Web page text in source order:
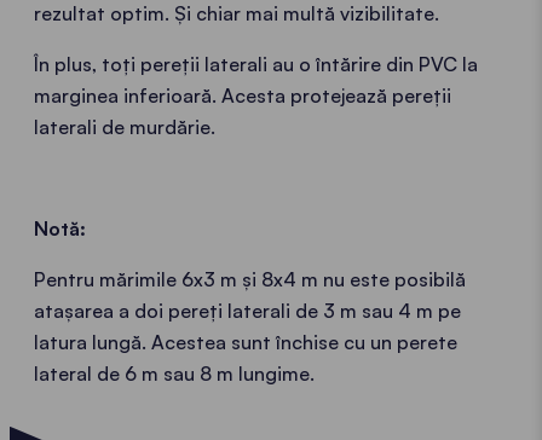
rezultat optim. Și chiar mai multă vizibilitate.
În plus, toți pereții laterali au o întărire din PVC la
marginea inferioară. Acesta protejează pereții
laterali de murdărie.
Notă:
Pentru mărimile 6x3 m și 8x4 m nu este posibilă
atașarea a doi pereți laterali de 3 m sau 4 m pe
latura lungă. Acestea sunt închise cu un perete
lateral de 6 m sau 8 m lungime.